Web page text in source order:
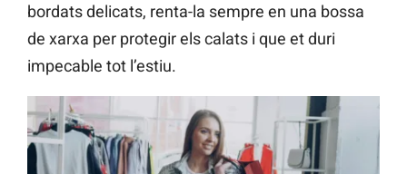
bordats delicats, renta-la sempre en una bossa
de xarxa per protegir els calats i que et duri
impecable tot l’estiu.